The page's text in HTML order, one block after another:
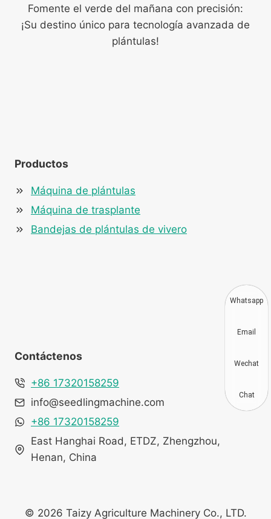
Fomente el verde del mañana con precisión:
¡Su destino único para tecnología avanzada de
plántulas!
Productos
Máquina de plántulas
Máquina de trasplante
Bandejas de plántulas de vivero
Contáctenos
+86 17320158259
info@seedlingmachine.com
+86 17320158259
East Hanghai Road, ETDZ, Zhengzhou,
Henan, China
© 2026 Taizy Agriculture Machinery Co., LTD.
Whatsapp
Email
Wechat
Chat